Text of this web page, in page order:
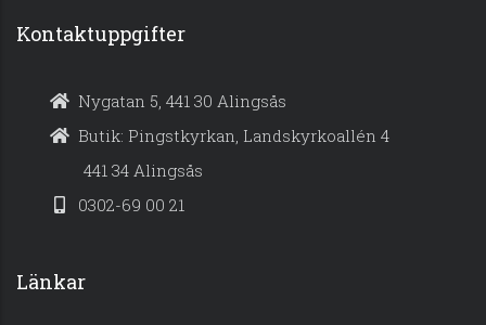
Kontaktuppgifter
Nygatan 5, 441 30 Alingsås
Butik: Pingstkyrkan, Landskyrkoallén 4
441 34 Alingsås
0302-69 00 21
Länkar